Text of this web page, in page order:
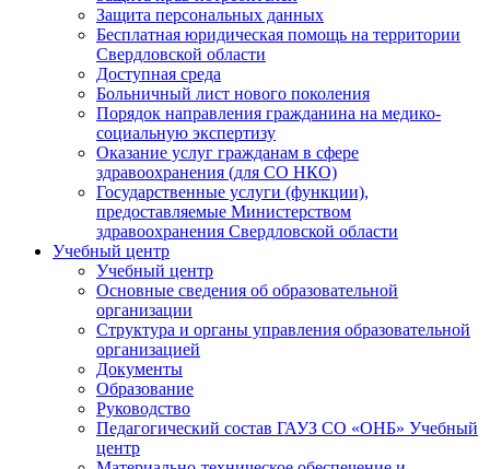
Защита персональных данных
Бесплатная юридическая помощь на территории
Свердловской области
Доступная среда
Больничный лист нового поколения
Порядок направления гражданина на медико-
социальную экспертизу
Оказание услуг гражданам в сфере
здравоохранения (для СО НКО)
Государственные услуги (функции),
предоставляемые Министерством
здравоохранения Свердловской области
Учебный центр
Учебный центр
Основные сведения об образовательной
организации
Структура и органы управления образовательной
организацией
Документы
Образование
Руководство
Педагогический состав ГАУЗ СО «ОНБ» Учебный
центр